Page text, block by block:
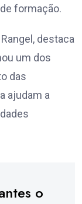
formação.
destaca
um dos
das
ajudam a
o